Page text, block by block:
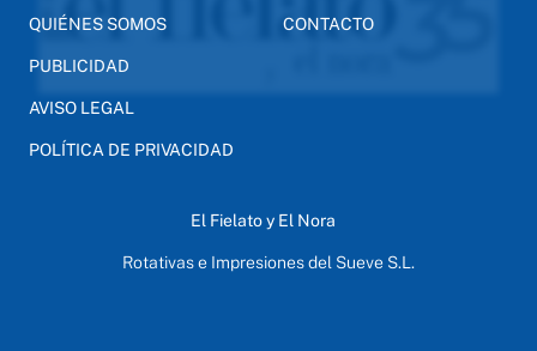
QUIÉNES SOMOS
PUBLICIDAD
AVISO LEGAL
POLÍTICA DE PRIVACIDAD
CONTACTO
El Fielato y El Nora
Rotativas e Impresiones del Sueve S.L.